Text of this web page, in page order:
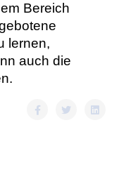
Bereich
lernen,
auch die